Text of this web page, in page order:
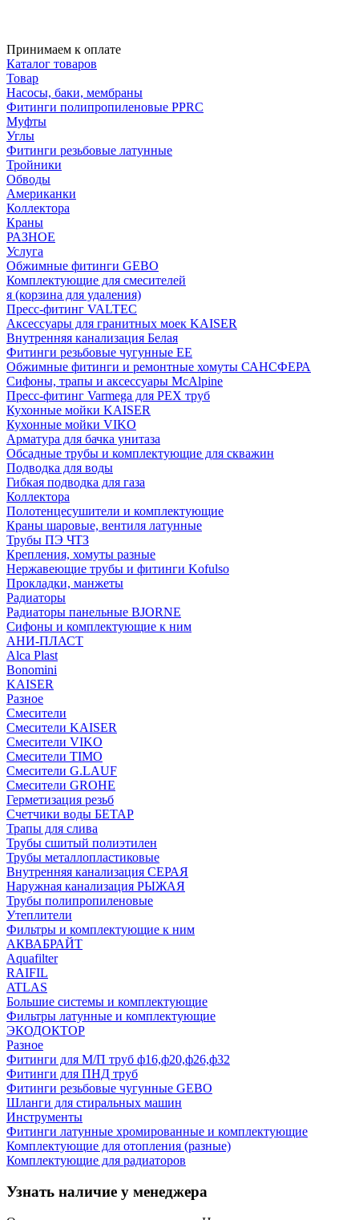
Принимаем к оплате
Каталог товаров
Товар
Насосы, баки, мембраны
Фитинги полипропиленовые PPRC
Муфты
Углы
Фитинги резьбовые латунные
Тройники
Обводы
Американки
Коллектора
Краны
РАЗНОЕ
Услуга
Обжимные фитинги GEBO
Комплектующие для смесителей
я (корзина для удаления)
Пресс-фитинг VALTEC
Аксессуары для гранитных моек KAISER
Внутренняя канализация Белая
Фитинги резьбовые чугунные EE
Обжимные фитинги и ремонтные хомуты САНСФЕРА
Сифоны, трапы и аксессуары McAlpine
Пресс-фитинг Varmega для PEX труб
Кухонные мойки KAISER
Кухонные мойки VIKO
Арматура для бачка унитаза
Обсадные трубы и комплектующие для скважин
Подводка для воды
Гибкая подводка для газа
Коллектора
Полотенцесушители и комплектующие
Краны шаровые, вентиля латунные
Трубы ПЭ ЧТЗ
Крепления, хомуты разные
Нержавеющие трубы и фитинги Kofulso
Прокладки, манжеты
Радиаторы
Радиаторы панельные BJORNE
Сифоны и комплектующие к ним
АНИ-ПЛАСТ
Alca Plast
Bonomini
KAISER
Разное
Смесители
Смесители KAISER
Смесители VIKO
Смесители TIMO
Смесители G.LAUF
Смесители GROHE
Герметизация резьб
Счетчики воды БЕТАР
Трапы для слива
Трубы сшитый полиэтилен
Трубы металлопластиковые
Внутренняя канализация СЕРАЯ
Наружная канализация РЫЖАЯ
Трубы полипропиленовые
Утеплители
Фильтры и комплектующие к ним
АКВАБРАЙТ
Aquafilter
RAIFIL
ATLAS
Большие системы и комплектующие
Фильтры латунные и комплектующие
ЭКОДОКТОР
Разное
Фитинги для М/П труб ф16,ф20,ф26,ф32
Фитинги для ПНД труб
Фитинги резьбовые чугунные GEBO
Шланги для стиральных машин
Инструменты
Фитинги латунные хромированные и комплектующие
Комплектующие для отопления (разные)
Комплектующие для радиаторов
Узнать наличие у менеджера